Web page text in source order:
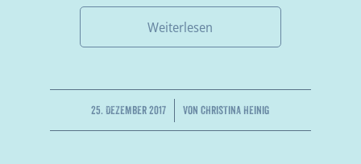
Weiterlesen
25. DEZEMBER 2017
/ VONCHRISTINA HEINIG